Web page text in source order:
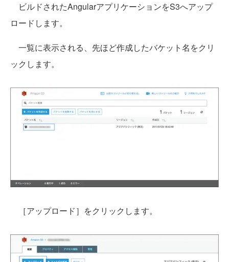
ビルドされたAngularアプリケーションをS3へアップ
ロードします。
一覧に表示される、先ほど作成したバケット名をクリ
ックします。
［アップロード］をクリックします。